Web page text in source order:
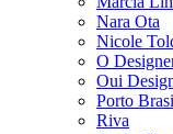
Nara Ota
Nicole
O
Oui
Porto
Riva